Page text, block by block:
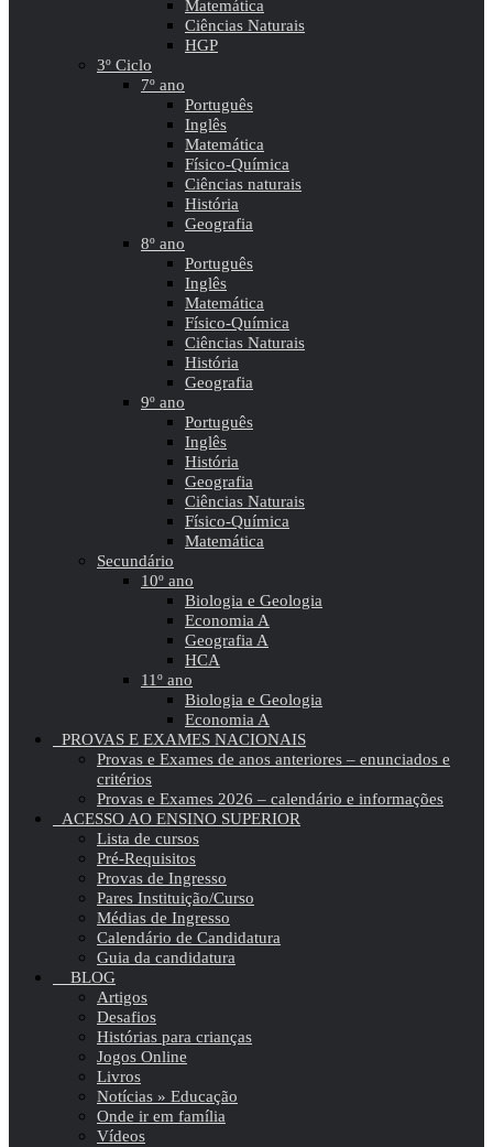
Matemática
Ciências Naturais
HGP
3º Ciclo
7º ano
Português
Inglês
Matemática
Físico-Química
Ciências naturais
História
Geografia
8º ano
Português
Inglês
Matemática
Físico-Química
Ciências Naturais
História
Geografia
9º ano
Português
Inglês
História
Geografia
Ciências Naturais
Físico-Química
Matemática
Secundário
10º ano
Biologia e Geologia
Economia A
Geografia A
HCA
11º ano
Biologia e Geologia
Economia A
PROVAS E EXAMES NACIONAIS
Provas e Exames de anos anteriores – enunciados e
critérios
Provas e Exames 2026 – calendário e informações
ACESSO AO ENSINO SUPERIOR
Lista de cursos
Pré-Requisitos
Provas de Ingresso
Pares Instituição/Curso
Médias de Ingresso
Calendário de Candidatura
Guia da candidatura
BLOG
Artigos
Desafios
Histórias para crianças
Jogos Online
Livros
Notícias » Educação
Onde ir em família
Vídeos